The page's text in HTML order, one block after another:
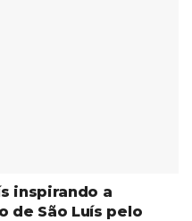
inspirando a
de São Luís pelo